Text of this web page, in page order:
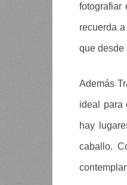
fotografiar
recuerda
que desde
Además
ideal para
hay
caballo.